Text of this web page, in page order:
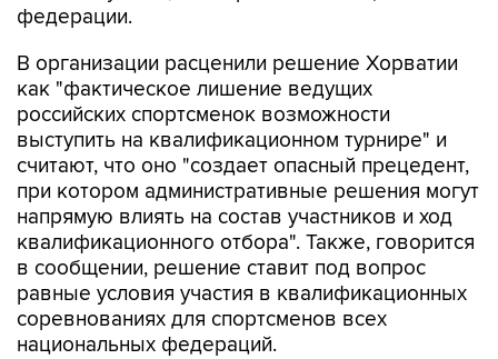
федерации.
В организации расценили решение Хорватии
как "фактическое лишение ведущих
российских спортсменок возможности
выступить на квалификационном турнире" и
считают, что оно "создает опасный прецедент,
при котором административные решения могут
напрямую влиять на состав участников и ход
квалификационного отбора". Также, говорится
в сообщении, решение ставит под вопрос
равные условия участия в квалификационных
соревнованиях для спортсменов всех
национальных федераций.